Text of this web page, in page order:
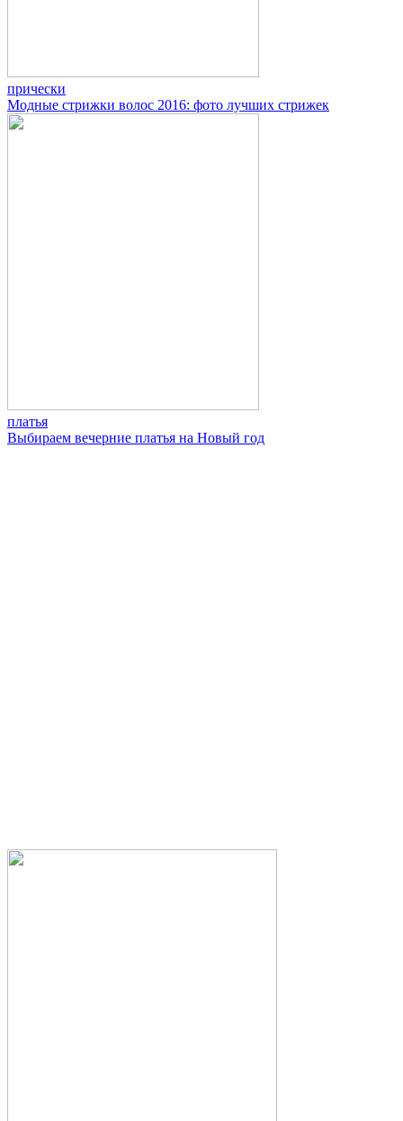
прически
Модные стрижки волос 2016: фото лучших стрижек
платья
Выбираем вечерние платья на Новый год